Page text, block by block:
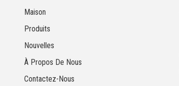
Maison
Produits
Nouvelles
À Propos De Nous
Contactez-Nous